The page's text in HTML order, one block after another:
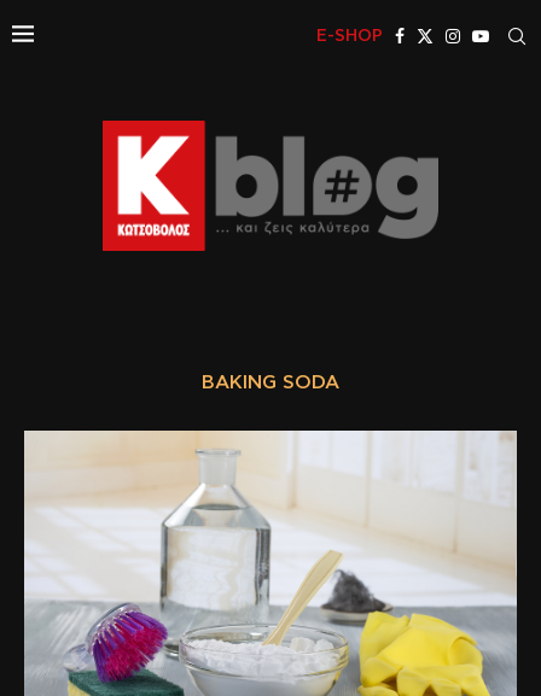
E-SHOP
BAKING SODA